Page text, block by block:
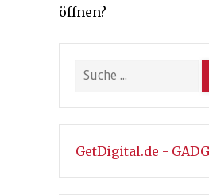
öffnen?
GetDigital.de -